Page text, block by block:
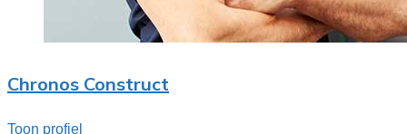
Chronos Construct
Toon profiel